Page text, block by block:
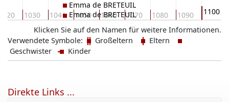
1030 1040 1050 1060 1070 1080 1090 1100
Emma de BRETEUIL
Emma de BRETEUIL
Clémence de CLERMONT-EN-BEAUVAISIS
Klicken Sie auf den Namen für weitere Informationen.
Verwendete Symbole:
Großeltern
Eltern
Geschwister
Kinder
Direkte Links ...